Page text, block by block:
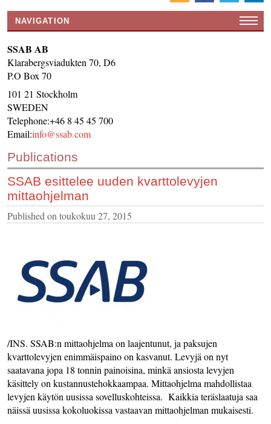
NAVIGATION
CONTACT US
INS MAIN WEBSITE
ABOUT US
SSAB AB
Klarabergsviadukten 70, D6
P.O Box 70
101 21 Stockholm
SWEDEN
Telephone:+46 8 45 45 700
Email:info@ssab.com
Publications
SSAB esittelee uuden kvarttolevyjen
mittaohjelman
Published on toukokuu 27, 2015
/INS. SSAB:n mittaohjelma on laajentunut, ja paksujen
kvarttolevyjen enimmäispaino on kasvanut. Levyjä on nyt
saatavana jopa 18 tonnin painoisina, minkä ansiosta levyjen
käsittely on kustannustehokkaampaa. Mittaohjelma mahdollistaa
levyjen käytön uusissa sovelluskohteissa. Kaikkia teräslaatuja saa
näissä uusissa kokoluokissa vastaavan mittaohjelman mukaisesti.